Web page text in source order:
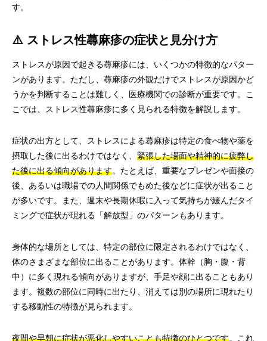
す。
⚠️ ストレス性蕁麻疹の症状と見分け方
ストレスが原因で起きる蕁麻疹には、いくつかの特徴的なパター
ンがあります。ただし、蕁麻疹の外観だけでストレスが原因かど
うかを判断することは難しく、医療機関での診断が重要です。こ
こでは、ストレス性蕁麻疹に多く見られる特徴を解説します。
症状の出方として、ストレスによる蕁麻疹は特定の食べ物や薬を
摂取した後に出るわけではなく、 緊張した場面や精神的に疲弊し
た後に出る傾向があります。たとえば、重要なプレゼンや面接の
後、あるいは職場での人間関係でもめた後などに症状が出ること
が多いです。また、週末や長期休暇に入って気持ちが緩んだタイ
ミングで症状が現れる「解放型」のパターンもあります。
身体的な場所としては、特定の部位に限定されるわけではなく、
体のさまざまな部位に出ることがあります。体幹（胸・腹・背
中）に多く現れる傾向がありますが、手足や顔に出ることもあり
ます。複数の部位に同時に出たり、消えては別の場所に現れたり
する移動性の特徴が見られます。
夜間や早朝に症状が悪化しやすいことも特徴のひとつです。これ